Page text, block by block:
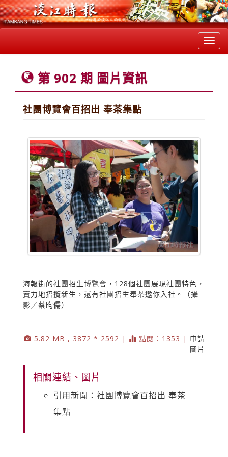
第 902 期 圖片資訊
社團博覽會百招出 奉茶集點
海報街的社團招生博覽會，128個社團展現社團特色，
賣力地招攬新生，還有社團招生奉茶邀你入社。（攝
影／蔡昀儒）
5.82 MB , 3872 * 2592 | 點閱：1353 | 申請
圖片
相關連結、圖片
引用新聞：社團博覽會百招出 奉茶
集點